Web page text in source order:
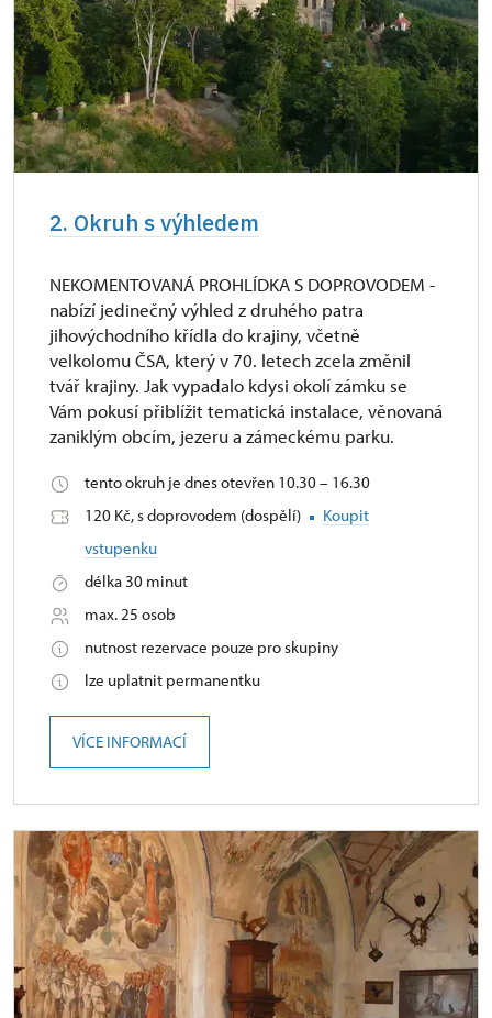
2. Okruh s výhledem
NEKOMENTOVANÁ PROHLÍDKA S DOPROVODEM -
nabízí jedinečný výhled z druhého patra
jihovýchodního křídla do krajiny, včetně
velkolomu ČSA, který v 70. letech zcela změnil
tvář krajiny. Jak vypadalo kdysi okolí zámku se
Vám pokusí přiblížit tematická instalace, věnovaná
zaniklým obcím, jezeru a zámeckému parku.
tento okruh je dnes otevřen 10.30 – 16.30
120 Kč, s doprovodem (dospělí)
Koupit
vstupenku
délka 30 minut
max. 25 osob
nutnost rezervace pouze pro skupiny
lze uplatnit permanentku
VÍCE INFORMACÍ